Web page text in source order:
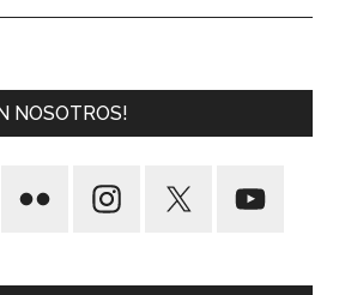
NOSOTROS!